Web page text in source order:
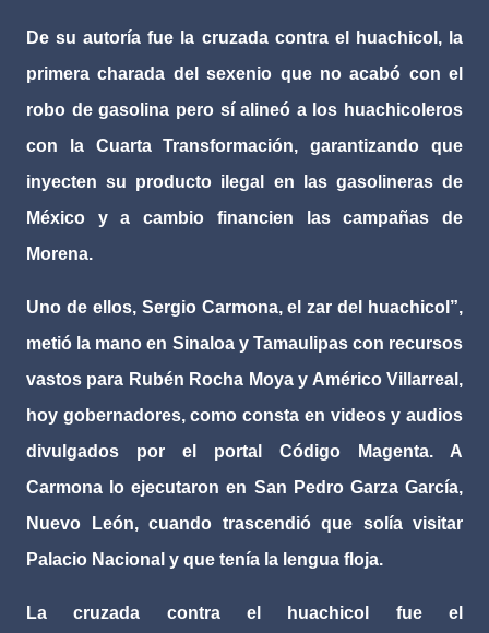
De su autoría fue la cruzada contra el huachicol, la
primera charada del sexenio que no acabó con el
robo de gasolina pero sí alineó a los huachicoleros
con la Cuarta Transformación, garantizando que
inyecten su producto ilegal en las gasolineras de
México y a cambio financien las campañas de
Morena.
Uno de ellos, Sergio Carmona, el zar del huachicol”,
metió la mano en Sinaloa y Tamaulipas con recursos
vastos para Rubén Rocha Moya y Américo Villarreal,
hoy gobernadores, como consta en videos y audios
divulgados por el portal Código Magenta. A
Carmona lo ejecutaron en San Pedro Garza García,
Nuevo León, cuando trascendió que solía visitar
Palacio Nacional y que tenía la lengua floja.
La cruzada contra el huachicol fue el